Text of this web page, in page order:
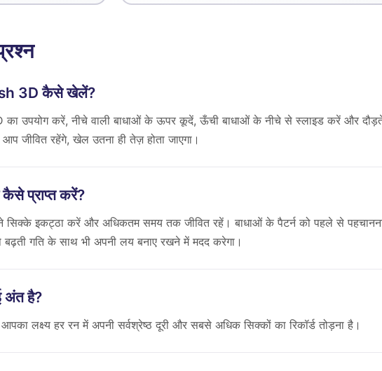
3D कैसे खेलें?
का उपयोग करें, नीचे वाली बाधाओं के ऊपर कूदें, ऊँची बाधाओं के नीचे से स्लाइड करें और
जीवित रहेंगे, खेल उतना ही तेज़ होता जाएगा।
प्राप्त करें?
सिक्के इकट्ठा करें और अधिकतम समय तक जीवित रहें। बाधाओं के पैटर्न को पहले से
गति के साथ भी अपनी लय बनाए रखने में मदद करेगा।
अंत है?
लक्ष्य हर रन में अपनी सर्वश्रेष्ठ दूरी और सबसे अधिक सिक्कों का रिकॉर्ड तोड़ना है।